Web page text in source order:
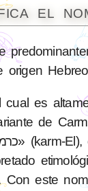
el
origen
es
de
Con este